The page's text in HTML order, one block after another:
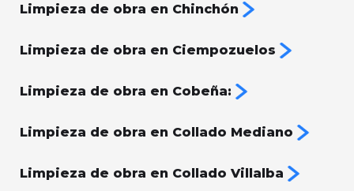
Limpieza de obra en Chinchón
Limpieza de obra en Ciempozuelos
Limpieza de obra en Cobeña:
Limpieza de obra en Collado Mediano
Limpieza de obra en Collado Villalba